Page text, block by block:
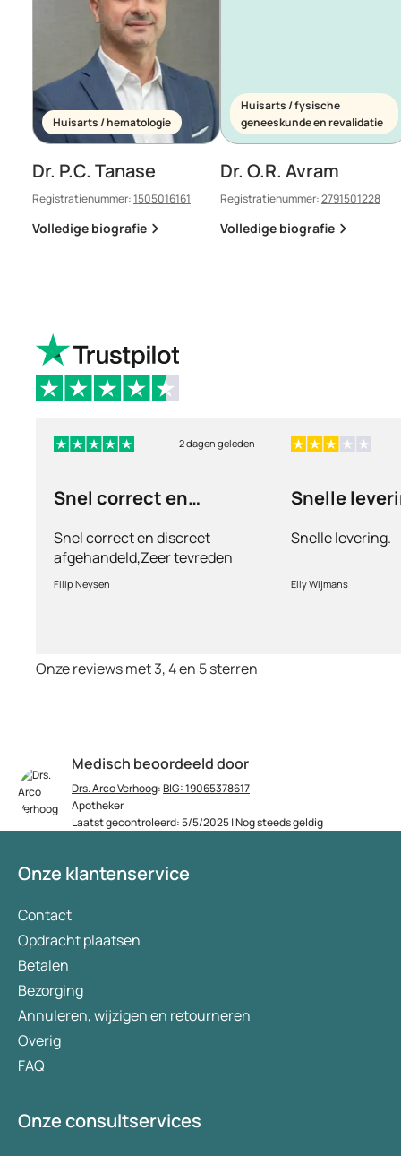
Medisch beoordeeld door
Drs. Arco Verhoog:BIG: 19065378617
Apotheker
Laatst gecontroleerd: 5/5/2025 | Nog steeds geldig
Huisarts / hematologie
Dr. P.C. Tanase
Registratienummer:1505016161
Volledige biografie
Huisarts / fysische
geneeskunde en revalidatie
Dr. O.R. Avram
Registratienummer:2791501228
Volledige biografie
2 dagen geleden
Snel correct en
Snel correct en discreet
afgehandeld,Zeer tevreden
met de service en patiënt
vriendelijkheid.Vermoedelijk
Filip Neysen
Snelle
Snelle levering.
Elly Wijmans
Onze reviews met 3, 4 en 5 sterren
Onze klantenservice
Contact
Opdracht plaatsen
Betalen
Bezorging
Annuleren, wijzigen en retourneren
Overig
FAQ
Onze consultservices